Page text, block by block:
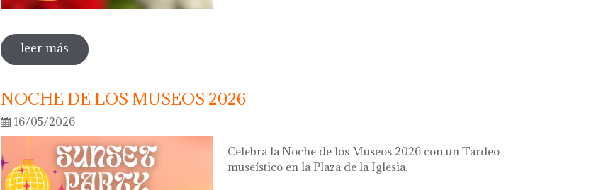
leer más sobre diada de la flor
NOCHE DE LOS MUSEOS 2026
16/05/2026
Celebra la Noche de los Museos 2026 con un Tardeo
museístico en la Plaza de la Iglesia.